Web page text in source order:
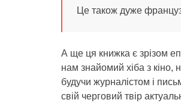
Це також дуже
А ще ця книжка є зрізом
нам знайомий хіба з кіно,
будучи журналістом і
свій черговий твір